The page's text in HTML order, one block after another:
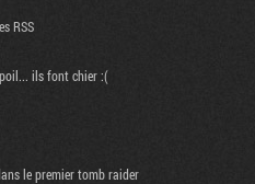
RSS
ils font chier :(
le premier tomb raider